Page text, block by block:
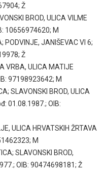
Ž
BROD, ULICA VILME
10656974620; M
PODVINJE, JANIŠEVAC VI 6;
Ž
VRBA, ULICA MATIJE
97198923642; M
SLAVONSKI BROD, ULICA
01.08.1987.; OIB:
ULICA HRVATSKIH ŽRTAVA
M
SLAVONSKI BROD,
OIB: 90474698181; Ž